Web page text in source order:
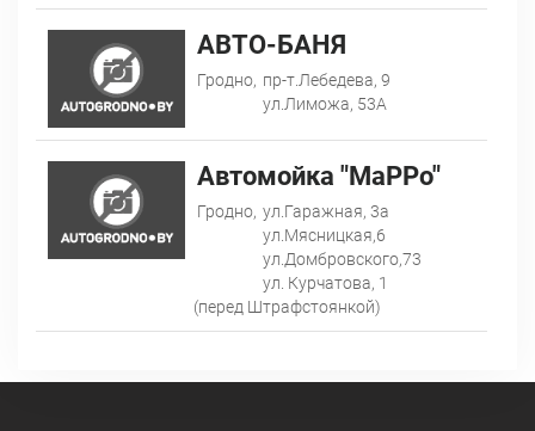
АВТО-БАНЯ
Гродно, пр-т.Лебедева, 9
ул.Лиможа, 53А
Автомойка "МаРРо"
Гродно, ул.Гаражная, 3а
ул.Мясницкая,6
ул.Домбровского,73
ул. Курчатова, 1
(перед Штрафстоянкой)